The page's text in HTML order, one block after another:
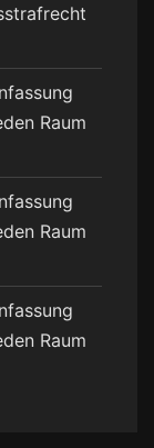
Raum
Raum
Raum